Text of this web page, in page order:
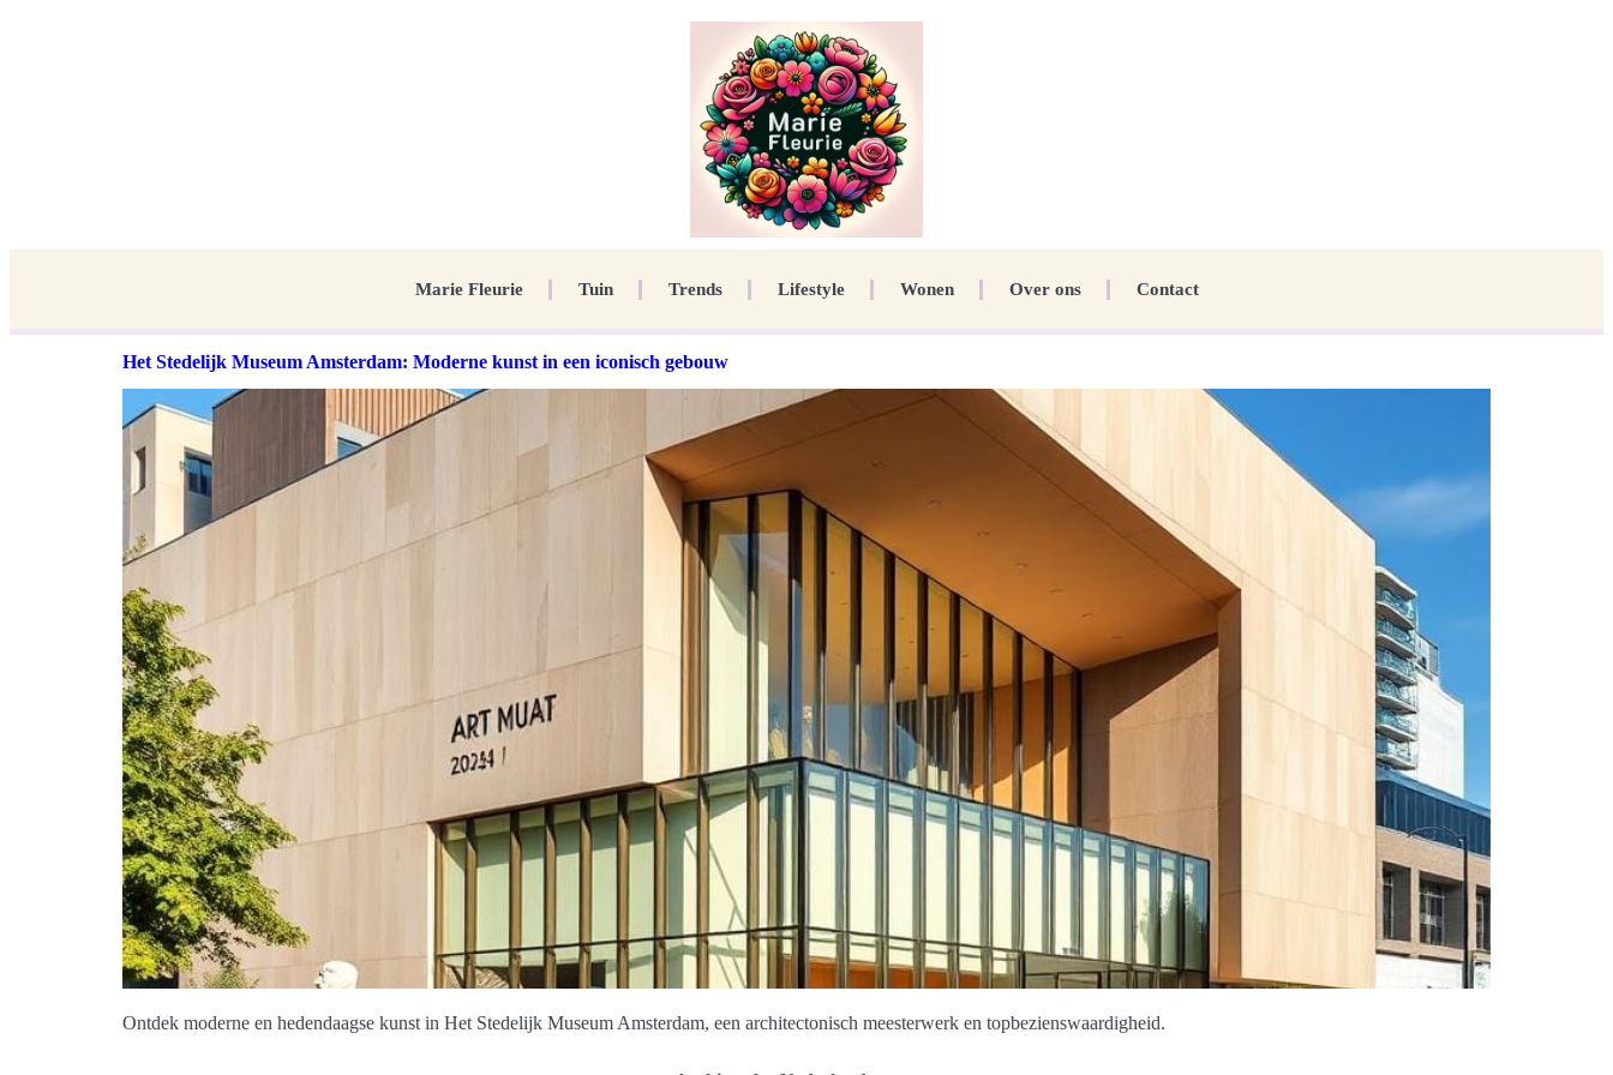
Marie Fleurie Tuin Trends Lifestyle Wonen Over ons Contact
Het Stedelijk Museum Amsterdam: Moderne kunst in een iconisch gebouw
Ontdek moderne en hedendaagse kunst in Het Stedelijk Museum Amsterdam, een architectonisch meesterwerk en topbezienswaardigheid.